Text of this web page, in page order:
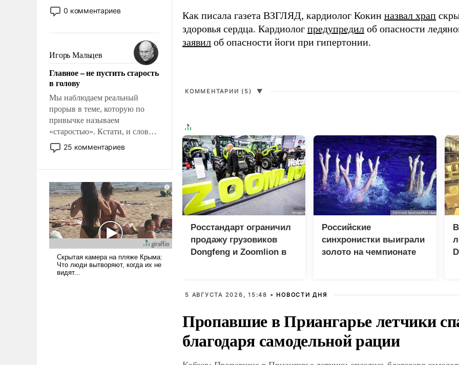
предоставления вооружений
своим нанимателям. Вероятно,
консультирует Киев, пришла в
голову мысль: хорошо бы
продемонстрировать, что
Украина вступила в
вооруженное противостояние
с Ираном.
0 комментариев
Игорь Мальцев
Главное – не пустить старость
в голову
Мы наблюдаем реальный
прорыв в теме, которую по
привычке называем
«старостью». Кстати, и слово-
то это уже стараются не
использовать – так же, как
что оно уже несет негативные
коннотации.
25 комментариев
Как писала газета ВЗГЛЯД, кардиолог Кокин назвал храп
здоровья сердца. Кардиолог предупредил об опасности
заявил об опасности йоги при гипертонии.
КОММЕНТАРИИ (5) ▼
Росстандарт ограничил
продажу грузовиков
Dongfeng и Zoomlion в
Российские
синхронистки выиграли
золото на чемпионате
5 АВГУСТА 2026, 15:48 • НОВОСТИ ДНЯ
Пропавшие в Приангарье летчики
благодаря самодельной рации